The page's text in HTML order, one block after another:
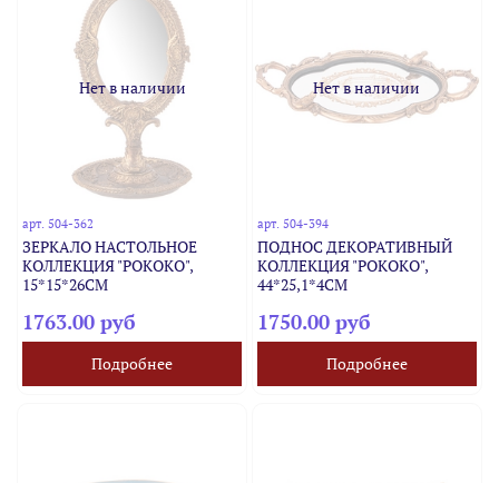
Нет в наличии
арт.504-362
ЗЕРКАЛО НАСТОЛЬНОЕ
КОЛЛЕКЦИЯ "РОКОКО",
15*15*26CM
1763.00 руб
Подробнее
Нет в наличии
арт. 504-394
ПОДНОС ДЕКОРАТИВНЫЙ
КОЛЛЕКЦИЯ "РОКОКО",
44*25,1*4CM
1750.00 руб
Подробнее